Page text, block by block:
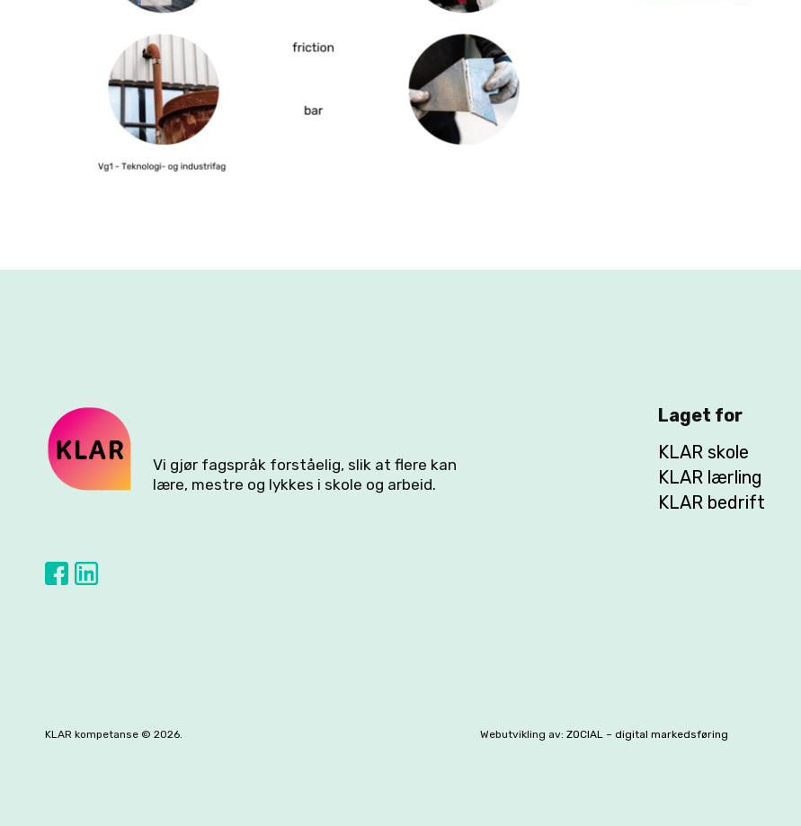
Vi gjør fagspråk forståelig, slik at flere kan
lære, mestre og lykkes i skole og arbeid.
Laget for
KLAR skole
KLAR lærling
KLAR bedrift
KLAR kompetanse © 2026. Webutvikling av: ZOCIAL – digital markedsføring